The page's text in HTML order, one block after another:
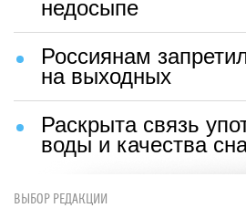
недосыпе
Россиянам
на выходных
Раскрыта связь
воды и качества
ВЫБОР РЕДАКЦИИ